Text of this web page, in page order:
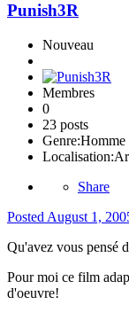
Punish3R
Nouveau
Membres
0
23 posts
Genre:Homme
Localisation:
Share
Posted August 1,
Qu'avez vous pensé
Pour moi ce film
d'oeuvre!